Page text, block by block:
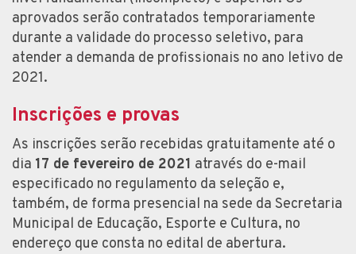
aprovados serão contratados temporariamente
durante a validade do processo seletivo, para
atender a demanda de profissionais no ano letivo de
2021.
Inscrições e provas
As inscrições serão recebidas gratuitamente até o
dia 17 de fevereiro de 2021 através do e-mail
especificado no regulamento da seleção e,
também, de forma presencial na sede da Secretaria
Municipal de Educação, Esporte e Cultura, no
endereço que consta no edital de abertura.